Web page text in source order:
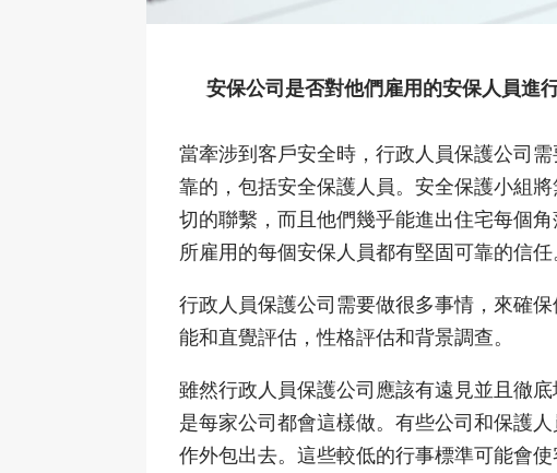
安保公司是否對他們雇用的安保人員進
當牽涉到客戶安全時，行政人員保護公司
靠的，包括安全保護人員。安全保護小組
切的聯繫，而且他們幾乎能進出住宅每個
所雇用的每個安保人員都有堅固可靠的信任
行政人員保護公司需要做很多事情，來確保
能和直覺評估，性格評估和背景調查。
雖然行政人員保護公司應該有遠見並且徹
是每家公司都會這樣做。有些公司和保護
作外包出去。這些較低的行事標準可能會